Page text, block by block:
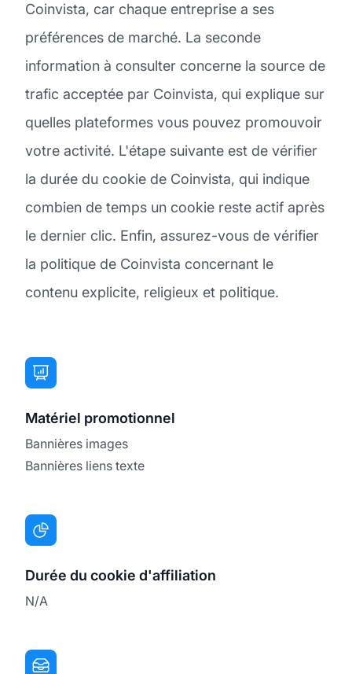
Coinvista, car chaque entreprise a ses
préférences de marché. La seconde
information à consulter concerne la source de
trafic acceptée par Coinvista, qui explique sur
quelles plateformes vous pouvez promouvoir
votre activité. L'étape suivante est de vérifier
la durée du cookie de Coinvista, qui indique
combien de temps un cookie reste actif après
le dernier clic. Enfin, assurez-vous de vérifier
la politique de Coinvista concernant le
contenu explicite, religieux et politique.
Matériel promotionnel
Bannières images
Bannières liens texte
Durée du cookie d'affiliation
N/A